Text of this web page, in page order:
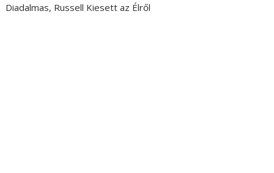
Diadalmas, Russell Kiesett az Élről